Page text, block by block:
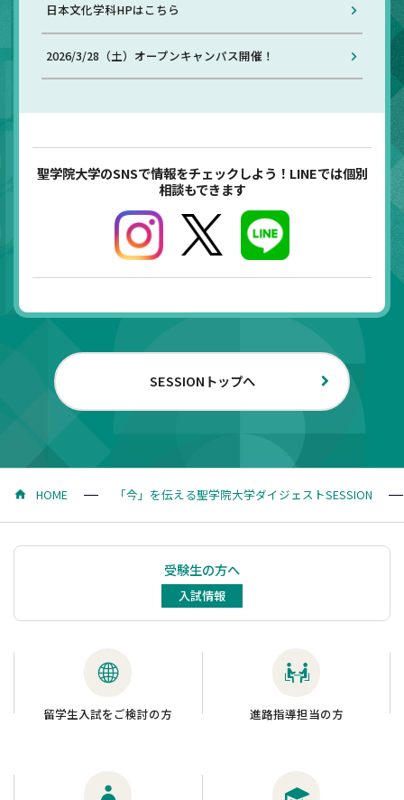
日本文化学科HPはこちら
2026/3/28（土）オープンキャンパス開催！
聖学院大学のSNSで情報をチェックしよう！LINEでは個別
相談もできます
SESSIONトップへ
HOME 「今」を伝える聖学院大学ダイジェストSESSION
受験生の方へ
入試情報
留学生入試をご検討の方 進路指導担当の方